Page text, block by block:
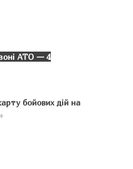
АТО — 4
бойових дій на
♦